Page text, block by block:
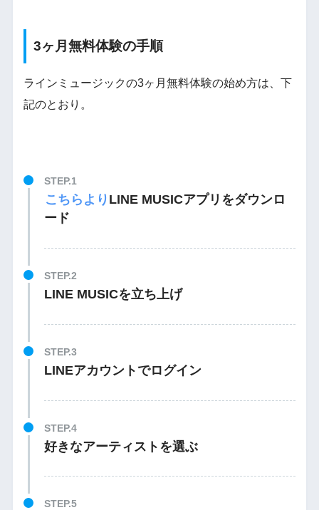
3ヶ月無料体験の手順
ラインミュージックの3ヶ月無料体験の始め方は、下
記のとおり。
STEP.1
こちらより LINE MUSICアプリをダウンロ
ード
STEP.2
LINE MUSICを立ち上げ
STEP.3
LINEアカウントでログイン
STEP.4
好きなアーティストを選ぶ
STEP.5